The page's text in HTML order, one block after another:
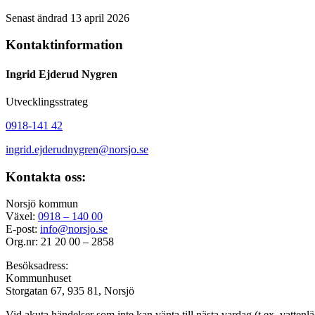
Senast ändrad 13 april 2026
Kontaktinformation
Ingrid Ejderud Nygren
Utvecklingsstrateg
0918-141 42
ingrid.ejderudnygren@norsjo.se
Kontakta oss:
Norsjö kommun
Växel: 0918 – 140 00
E-post: info@norsjo.se
Org.nr: 21 20 00 – 2858
Besöksadress:
Kommunhuset
Storgatan 67, 935 81, Norsjö